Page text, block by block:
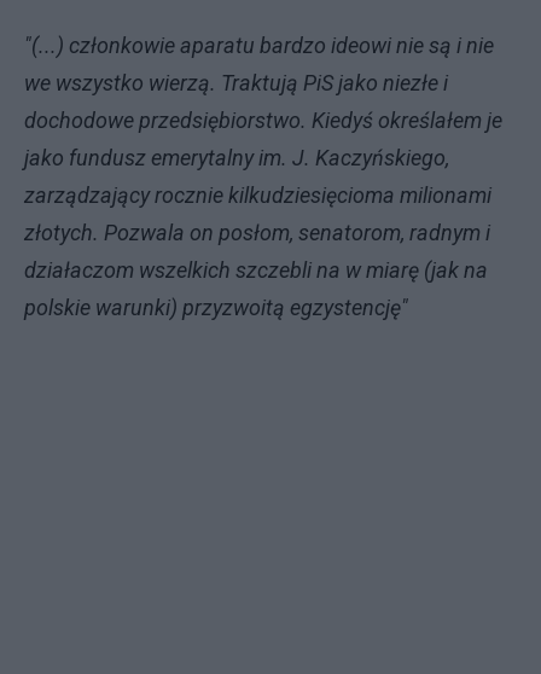
"(...) członkowie aparatu bardzo ideowi nie są i nie
we wszystko wierzą. Traktują PiS jako niezłe i
dochodowe przedsiębiorstwo. Kiedyś określałem je
jako fundusz emerytalny im. J. Kaczyńskiego,
zarządzający rocznie kilkudziesięcioma milionami
złotych. Pozwala on posłom, senatorom, radnym i
działaczom wszelkich szczebli na w miarę (jak na
polskie warunki) przyzwoitą egzystencję"